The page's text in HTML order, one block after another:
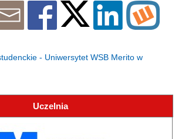
- Uniwersytet WSB Merito w
Uczelnia